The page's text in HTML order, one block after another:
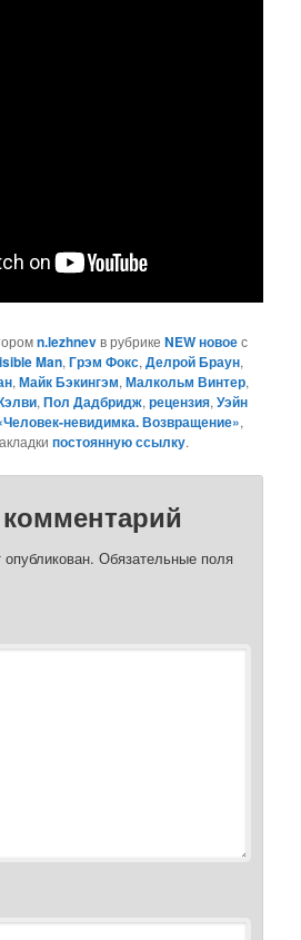
n.lezhnevв рубрикеNEW новоес
Man,Грэм Фокс,Делрой Браун,
,Майк Бэкингэм,Малкольм Винтер,
,Пол Дадбридж,рецензия,Уэйн
невидимка. Возвращение»,
постоянную ссылку.
Обязательные поля